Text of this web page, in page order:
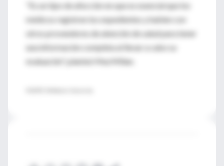
"Es un tipo de afección en que es esencial que los
médicos registren los expedientes y hablen con
otros proveedores de atención de salud para tener
una información completa al llevar a cabo su
evaluación", planteó MacMillan.